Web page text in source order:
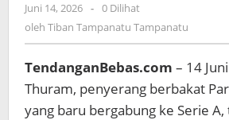
Baru
di
Liga
Italia
Juni 14, 2026 oleh
Tiban
Tampanatu
- 0 Dilihat
oleh Tiban Tampanatu Tampanatu
TendanganBebas.com – 14
Thuram, penyerang berbakat
yang baru bergabung ke Serie